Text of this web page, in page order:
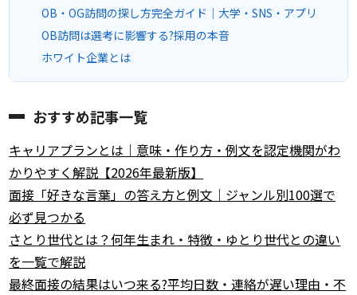
OB・OG訪問の探し方完全ガイド｜大学・SNS・アプリ
OB訪問は選考に影響する?採用の本音
ホワイト企業とは
おすすめ記事一覧
キャリアプランとは｜意味・作り方・例文を認定機関がわ
かりやすく解説【2026年最新版】
面接「好きな言葉」の答え方と例文｜ジャンル別100選で
必ず見つかる
さとり世代とは？何年生まれ・特徴・ゆとり世代との違い
を一覧で解説
最終面接の結果はいつ来る?平均日数・連絡が遅い理由・不